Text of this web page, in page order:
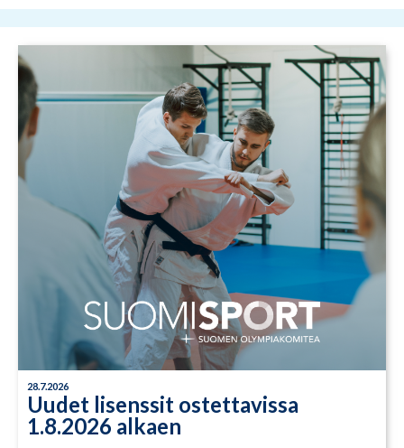
28.7.2026
Uudet lisenssit ostettavissa
1.8.2026 alkaen